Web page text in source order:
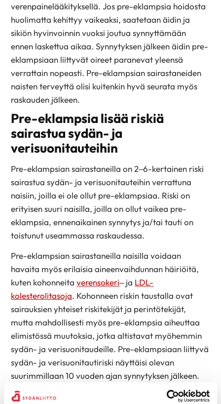
verenpainelääkityksellä. Jos pre-eklampsia hoidosta
huolimatta kehittyy vaikeaksi, saatetaan äidin ja
sikiön hyvinvoinnin vuoksi joutua synnyttämään
ennen laskettua aikaa. Synnytyksen jälkeen äidin pre-
eklampsiaan liittyvät oireet paranevat yleensä
verrattain nopeasti. Pre-eklampsian sairastaneiden
naisten terveyttä olisi kuitenkin hyvä seurata myös
raskauden jälkeen.
Pre-eklampsia lisää riskiä
sairastua sydän- ja
verisuonitauteihin
Pre-eklampsian sairastaneilla on 2–6-kertainen riski
sairastua sydän- ja verisuonitauteihin verrattuna
naisiin, joilla ei ole ollut pre-eklampsiaa. Riski on
erityisen suuri naisilla, joilla on ollut vaikea pre-
eklampsia, ennenaikainen synnytys ja/tai tauti on
toistunut useammassa raskaudessa.
Pre-eklampsian sairastaneilla naisilla voidaan
havaita myös erilaisia aineenvaihdunnan häiriöitä,
kuten kohonneitaverensokeri– ja LDL-
kolesterolitasoja. Kohonneen riskin taustalla ovat
sairauksien yhteiset riskitekijät ja perintötekijät,
mutta mahdollisesti myös pre-eklampsia aiheuttaa
elimistössä muutoksia, jotka altistavat myöhemmin
sydän- ja verisuonitaudeille. Pre-eklampsiaan liittyvä
sydän- ja verisuonitautiriski näyttäisi olevan
suurimmillaan 10 vuoden ajan synnytyksen jälkeen.
Mitä huomioida pre-eklampsian